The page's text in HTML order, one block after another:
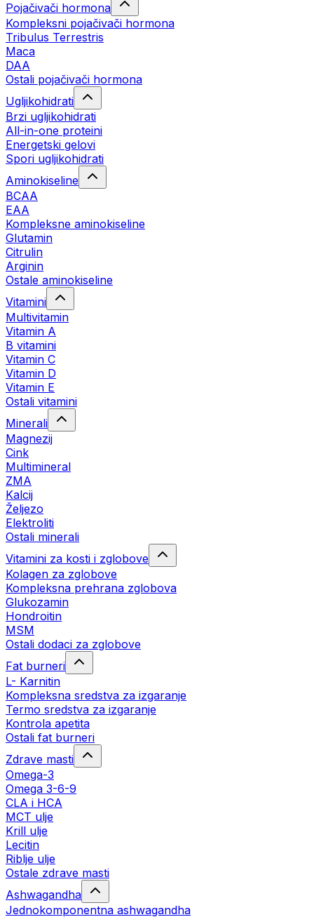
Pojačivači hormona
Kompleksni pojačivači hormona
Tribulus Terrestris
Maca
DAA
Ostali pojačivači hormona
Ugljikohidrati
Brzi ugljikohidrati
All-in-one proteini
Energetski gelovi
Spori ugljikohidrati
Aminokiseline
BCAA
EAA
Kompleksne aminokiseline
Glutamin
Citrulin
Arginin
Ostale aminokiseline
Vitamini
Multivitamin
Vitamin A
B vitamini
Vitamin C
Vitamin D
Vitamin E
Ostali vitamini
Minerali
Magnezij
Cink
Multimineral
ZMA
Kalcij
Željezo
Elektroliti
Ostali minerali
Vitamini za kosti i zglobove
Kolagen za zglobove
Kompleksna prehrana zglobova
Glukozamin
Hondroitin
MSM
Ostali dodaci za zglobove
Fat burneri
L- Karnitin
Kompleksna sredstva za izgaranje
Termo sredstva za izgaranje
Kontrola apetita
Ostali fat burneri
Zdrave masti
Omega-3
Omega 3-6-9
CLA i HCA
MCT ulje
Krill ulje
Lecitin
Riblje ulje
Ostale zdrave masti
Ashwagandha
Jednokomponentna ashwagandha